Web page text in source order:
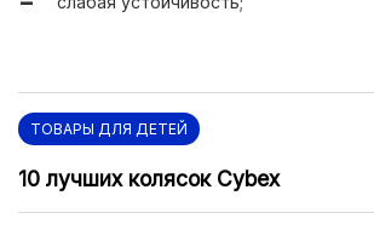
ТОВАРЫ ДЛЯ ДЕТЕЙ
10 лучших колясок Cybex